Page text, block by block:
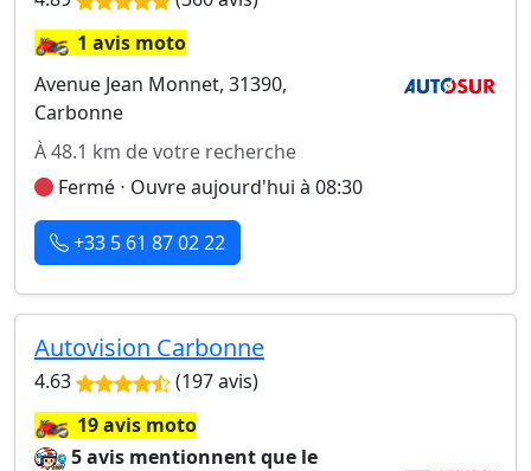
🏍️1 avis moto
Avenue Jean Monnet, 31390,
Carbonne
À 48.1 km de votre recherche
Fermé ⋅ Ouvre aujourd'hui à 08:30
+33 5 61 87 02 22
Autovision Carbonne
4.63 (197 avis)
🏍️19 avis moto
5 avis mentionnent que le